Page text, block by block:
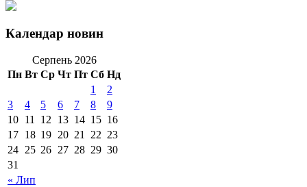
Календар новин
Серпень 2026
Пн Вт Ср Чт Пт Сб Нд
« Лип
1
2
3
4 5 6 7 8
9
10 11 12 13 14 15 16
17 18 19 20 21 22 23
24 25 26 27 28 29 30
31